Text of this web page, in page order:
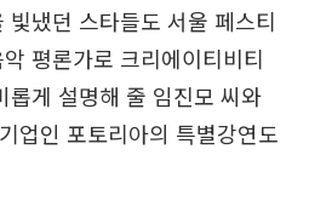
냈던 스타들도 서울 페스티
평론가로 크리에이티비티
롭게 설명해 줄 임진모 씨와
업인 포토리아의 특별강연도